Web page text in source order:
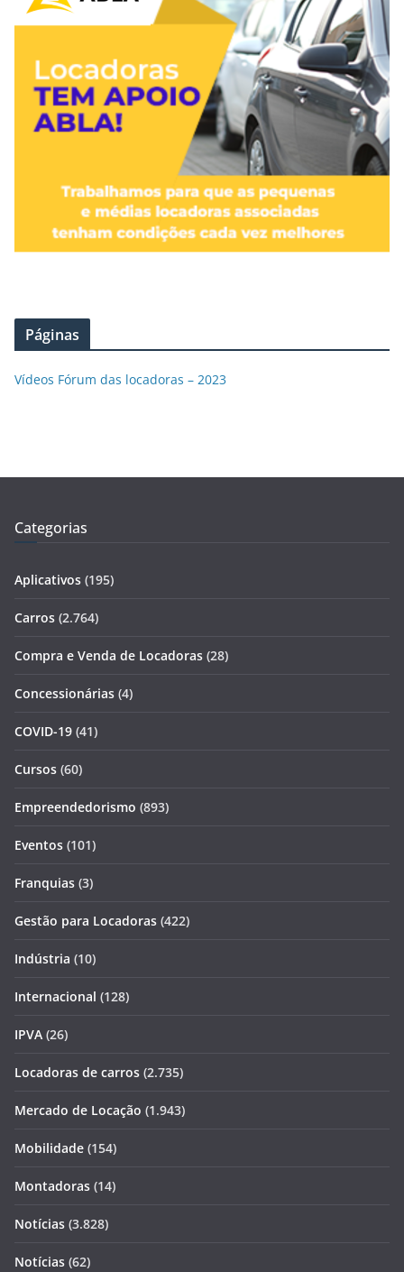
Páginas
Vídeos Fórum das locadoras – 2023
Categorias
Aplicativos (195)
Carros (2.764)
Compra e Venda de Locadoras (28)
Concessionárias (4)
COVID-19 (41)
Cursos (60)
Empreendedorismo (893)
Eventos (101)
Franquias (3)
Gestão para Locadoras (422)
Indústria (10)
Internacional (128)
IPVA (26)
Locadoras de carros (2.735)
Mercado de Locação (1.943)
Mobilidade (154)
Montadoras (14)
Notícias (3.828)
Notícias (62)